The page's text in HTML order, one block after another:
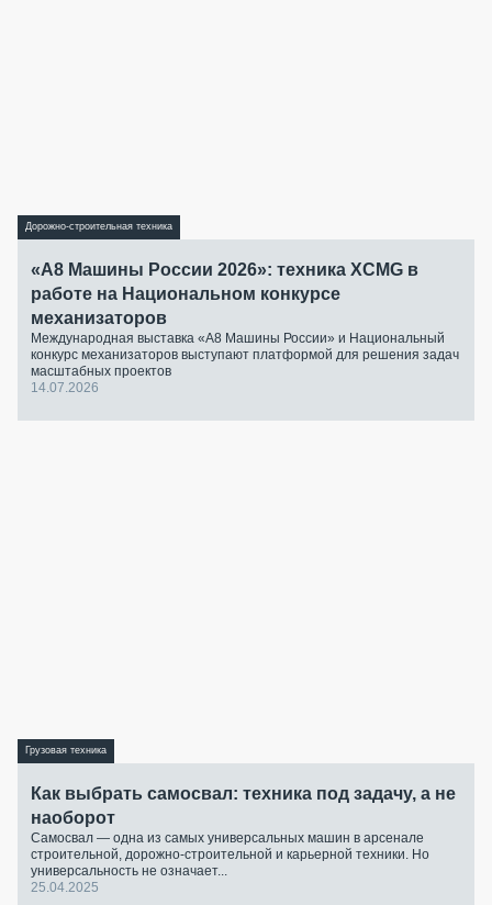
Дорожно-строительная техника
«А8 Машины России 2026»: техника XCMG в
работе на Национальном конкурсе
механизаторов
Международная выставка «А8 Машины России» и Национальный
конкурс механизаторов выступают платформой для решения задач
масштабных проектов
14.07.2026
Грузовая техника
Как выбрать самосвал: техника под задачу, а не
наоборот
Самосвал — одна из самых универсальных машин в арсенале
строительной, дорожно-строительной и карьерной техники. Но
универсальность не означает...
25.04.2025